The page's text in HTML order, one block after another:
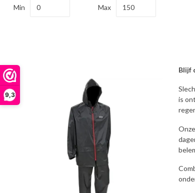
9,3
Min Max
Blijf
is